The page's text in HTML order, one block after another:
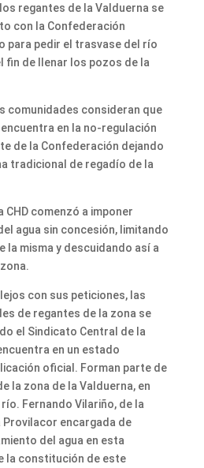
regantes de la Valduerna se
con la Confederación
para pedir el trasvase del río
fin de llenar los pozos de la
comunidades consideran que
en la no-regulación
de la Confederación dejando
tradicional de regadío de la
CHD comenzó a imponer
agua sin concesión, limitando
la misma y descuidando así a
con sus peticiones, las
de regantes de la zona se
el Sindicato Central de la
en un estado
oficial. Forman parte de
la zona de la Valduerna, en
Fernando Vilariño, de la
Provilacor encargada de
del agua en esta
la constitución de este